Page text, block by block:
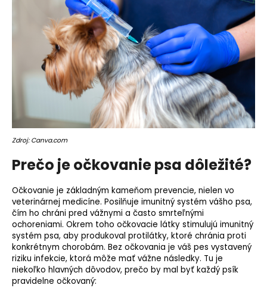
Zdroj: Canva.com
Prečo je očkovanie psa dôležité?
Očkovanie je základným kameňom prevencie, nielen vo
veterinárnej medicíne. Posilňuje imunitný systém vášho psa,
čím ho chráni pred vážnymi a často smrteľnými
ochoreniami. Okrem toho očkovacie látky stimulujú imunitný
systém psa, aby produkoval protilátky, ktoré chránia proti
konkrétnym chorobám. Bez očkovania je váš pes vystavený
riziku infekcie, ktorá môže mať vážne následky. Tu je
niekoľko hlavných dôvodov, prečo by mal byť každý psík
pravidelne očkovaný:
m